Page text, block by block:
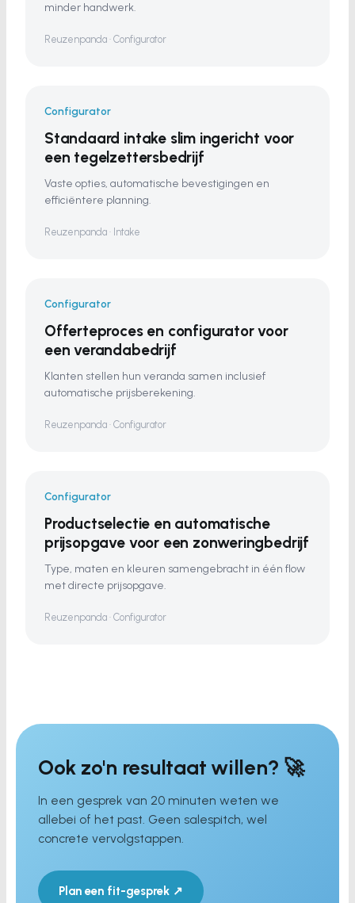
minder handwerk.
Reuzenpanda · Configurator
Configurator
Standaard intake slim ingericht voor
een tegelzettersbedrijf
Vaste opties, automatische bevestigingen en
efficiëntere planning.
Reuzenpanda · Intake
Configurator
Offerteproces en configurator voor
een verandabedrijf
Klanten stellen hun veranda samen inclusief
automatische prijsberekening.
Reuzenpanda · Configurator
Configurator
Productselectie en automatische
prijsopgave voor een zonweringbedrijf
Type, maten en kleuren samengebracht in één flow
met directe prijsopgave.
Reuzenpanda · Configurator
Ook zo'n resultaat willen? 🚀
In een gesprek van 20 minuten weten we
allebei of het past. Geen salespitch, wel
concrete vervolgstappen.
Plan een fit-gesprek ↗